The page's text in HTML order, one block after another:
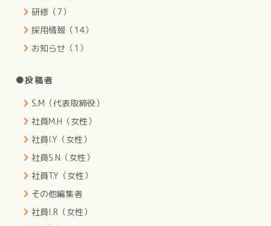
研修（7）
採用情報（14）
お知らせ（1）
●投稿者
S.M（代表取締役）
社員M.H（女性）
社員I.Y（女性）
社員S.N（女性）
社員T.Y（女性）
その他編集者
社員I.R（女性）